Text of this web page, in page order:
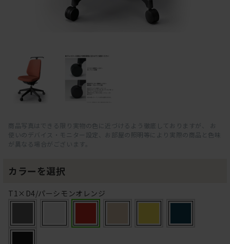
商品写真はできる限り実物の色に近づけるよう徹底しておりますが、 お
使いのデバイス・モニター設定、お部屋の照明等により実際の商品と色味
が異なる場合がございます。
カラーを選択
T1×D4/パーシモンオレンジ